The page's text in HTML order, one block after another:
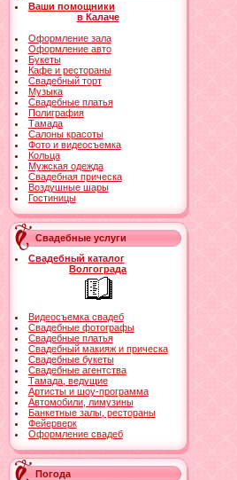
Ваши помощники
в Калаче
Оформление зала
Оформление авто
Букеты
Кафе и рестораны
Свадебный торт
Музыка
Свадебные платья
Полиграфия
Тамада
Салоны красоты
Фото и видеосъемка
Кольца
Мужская одежда
Свадебная прическа
Воздушные шары
Гостиницы
Свадебные услуги
Свадебный каталог
Волгограда
Видеосъемка свадеб
Свадебные фотографы
Свадебные платья
Свадебный макияж и прическа
Свадебные букеты
Свадебные агентства
Тамада, ведущие
Артисты и шоу-программа
Автомобили, лимузины
Банкетные залы, рестораны
Фейерверк
Оформление свадеб
Погода